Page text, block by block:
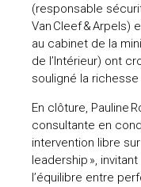
(responsable
Van Cleef & Arpels)
au cabinet de la
de l’Intérieur) ont
souligné la
En clôture, Pauline
consultante en
intervention libre
leadership »,
l’équilibre entre